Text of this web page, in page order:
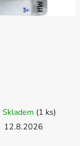
Skladem (1 ks)
12.8.2026